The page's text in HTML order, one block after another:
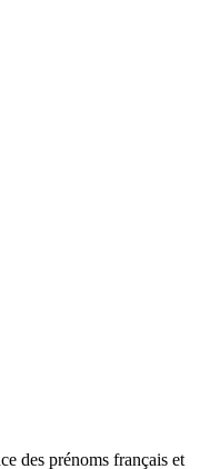
des prénoms français et